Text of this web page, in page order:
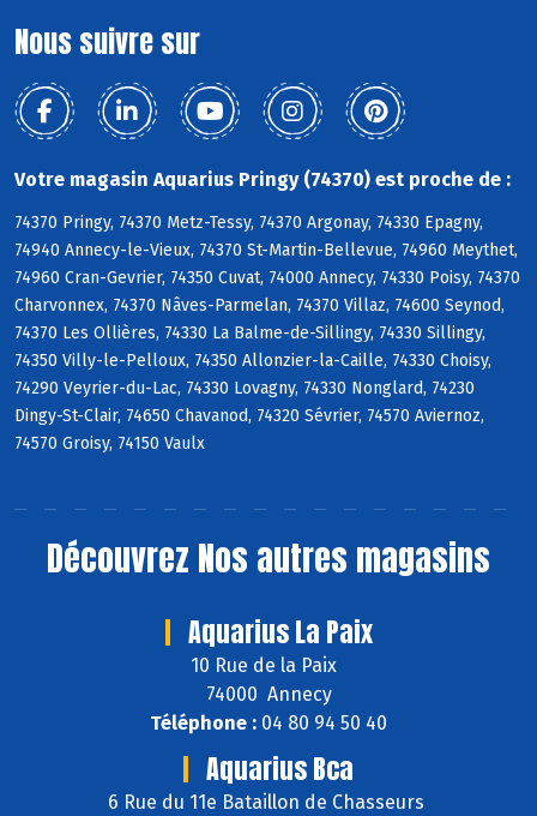
Nous suivre sur
Votre magasin Aquarius Pringy (74370) est proche de :
74370 Pringy, 74370 Metz-Tessy, 74370 Argonay, 74330 Epagny,
74940 Annecy-le-Vieux, 74370 St-Martin-Bellevue, 74960 Meythet,
74960 Cran-Gevrier, 74350 Cuvat, 74000 Annecy, 74330 Poisy, 74370
Charvonnex, 74370 Nâves-Parmelan, 74370 Villaz, 74600 Seynod,
74370 Les Ollières, 74330 La Balme-de-Sillingy, 74330 Sillingy,
74350 Villy-le-Pelloux, 74350 Allonzier-la-Caille, 74330 Choisy,
74290 Veyrier-du-Lac, 74330 Lovagny, 74330 Nonglard, 74230
Dingy-St-Clair, 74650 Chavanod, 74320 Sévrier, 74570 Aviernoz,
74570 Groisy, 74150 Vaulx
Découvrez Nos autres magasins
Aquarius La Paix
10 Rue de la Paix
74000 Annecy
Téléphone : 04 80 94 50 40
Aquarius Bca
6 Rue du 11e Bataillon de Chasseurs